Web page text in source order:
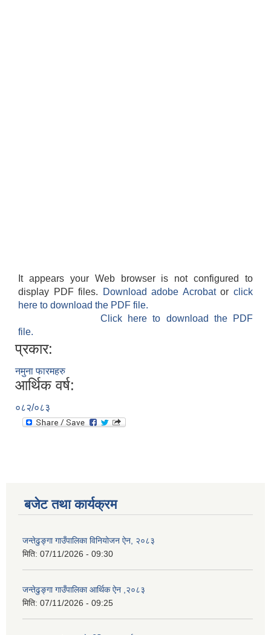
It appears your Web browser is not configured to
display PDF files.
Download adobe Acrobatorclick
here to download the PDF file.
Click here to download the PDF
file.
प्रकार:
नमुना फारमहरु
आर्थिक वर्ष:
०८२/०८३
बजेट तथा कार्यक्रम
जन्तेढुङ्गा गाउँपालिका विनियोजन ऐन, २०८३
मिति: 07/11/2026 - 09:30
जन्तेढुङ्गा गाउँपालिका आर्थिक ऐन ,२०८३
मिति: 07/11/2026 - 09:25